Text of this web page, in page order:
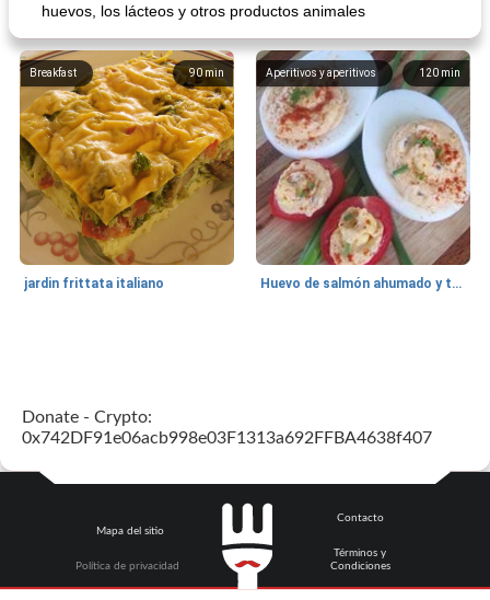
huevos, los lácteos y otros productos animales
90 min
Breakfast
jardin frittata italiano
120 min
Aperitivos y aperitivos
Huevo de salmón ahumado y tomates rellenos.
Batido de leche de caramelo de mantequilla (alcohólico)
Donate - Crypto:
0x742DF91e06acb998e03F1313a692FFBA4638f407
Mapa del sitio
Política de privacidad
Contacto
Términos y
Condiciones